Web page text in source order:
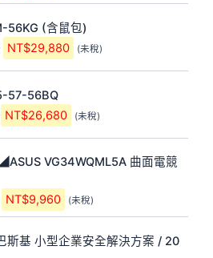
0
。
3
,
2
8
0
8
：
N
T
$
7
,
7
6
0
。
56KG (含鼠包)
原
始
價
格
：
N
T
$
3
0
,
6
0
0
NT$29,880
目
前
價
格
T
$
2
8
8
0
(未稅)
57-56BQ
原
始
價
格
：
N
T
$
3
1
NT$26,680
前
價
格
：
$
2
6
(未稅)
VG34WQML5A 曲面電競
原
始
價
格
：
N
NT$9,960
目
價
格
：
N
(未稅)
斯基 小型企業安全解決方案 / 20
原
始
目
前